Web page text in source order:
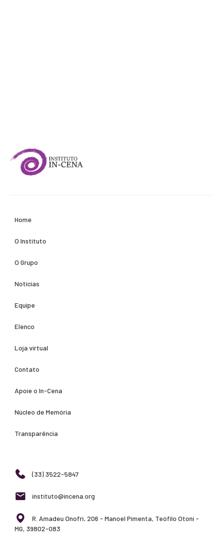
Home
O Instituto
O Grupo
Notícias
Equipe
Elenco
Loja virtual
Contato
Apoie o In-Cena
Núcleo de Memória
Transparência
(33) 3522-5847
instituto@incena.org
R. Amadeu Onofri, 206 - Manoel Pimenta, Teófilo Otoni -
MG, 39802-083